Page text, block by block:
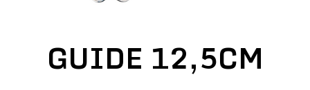
GUIDE 12,5CM